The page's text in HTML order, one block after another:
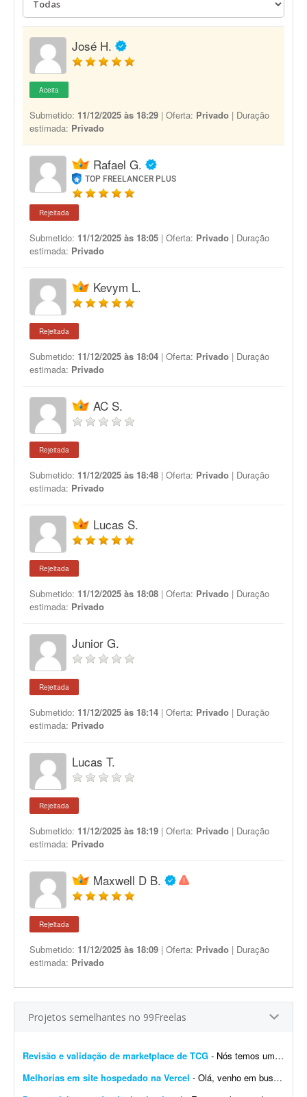
José H.
Aceita
Submetido: 11/12/2025 às 18:29 | Oferta: Privado | Duração
estimada: Privado
Rafael G.
TOP FREELANCER PLUS
Rejeitada
Submetido: 11/12/2025 às 18:05 | Oferta: Privado | Duração
estimada: Privado
Kevym L.
Rejeitada
Submetido: 11/12/2025 às 18:04 | Oferta: Privado | Duração
estimada: Privado
AC S.
Rejeitada
Submetido: 11/12/2025 às 18:48 | Oferta: Privado | Duração
estimada: Privado
Lucas S.
Rejeitada
Submetido: 11/12/2025 às 18:08 | Oferta: Privado | Duração
estimada: Privado
Junior G.
Rejeitada
Submetido: 11/12/2025 às 18:14 | Oferta: Privado | Duração
estimada: Privado
Lucas T.
Rejeitada
Submetido: 11/12/2025 às 18:19 | Oferta: Privado | Duração
estimada: Privado
Maxwell D B.
Rejeitada
Submetido: 11/12/2025 às 18:09 | Oferta: Privado | Duração
estimada: Privado
Projetos semelhantes no 99Freelas
Revisão e validação de marketplace de TCG - Nós temos um site de marketplace de TCG (trading card game) chamado Capital Collectibles e gostaria de um programador front-end e back-end para nos ajudar a revisar a estrutura e validar a p...
Melhorias em site hospedado na Vercel - Olá, venho em busca de um profissional que entenda de Vercel. Gostaria de fazer alterações e melhorias no meu site. Já tenho muitas páginas que consigo editar, m...